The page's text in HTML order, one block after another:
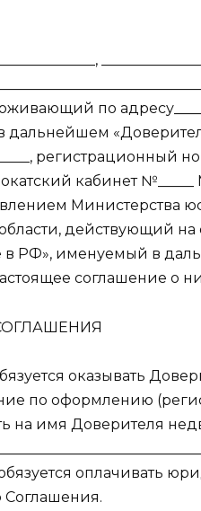
по
кабинет
Министерства
действующий
в РФ», именуемый в
соглашение о
оказывать
по оформлению
на имя Доверителя
оплачивать
Соглашения.